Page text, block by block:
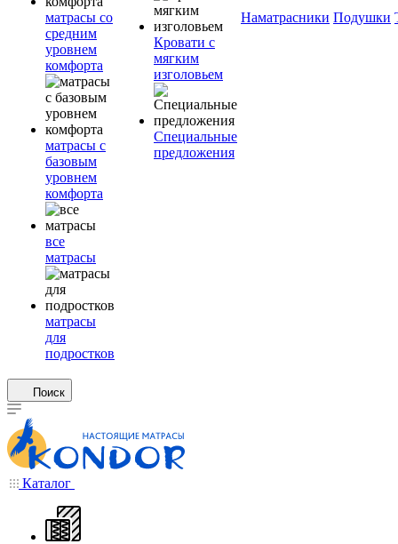
матрасы со
средним
уровнем
комфорта
матрасы с
базовым
уровнем
комфорта
все
матрасы
матрасы
для
подростков
Кровати с
мягким
изголовьем
Специальные
предложения
Наматрасники Подушки
Поиск
Каталог